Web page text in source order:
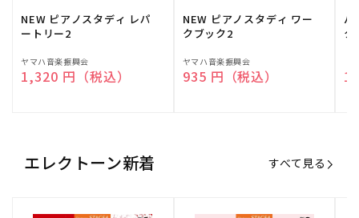
NEW ピアノスタディ レパ
ートリー2
販
売
ヤマハ音楽振興会
通常価格
1,320 円（税込）
NEW ピアノスタディ ワー
クブック2
販
売
ヤマハ音楽振興会
通常価格
935 円（税込）
バ
ク
売
エレクトーン新着 すべて見る